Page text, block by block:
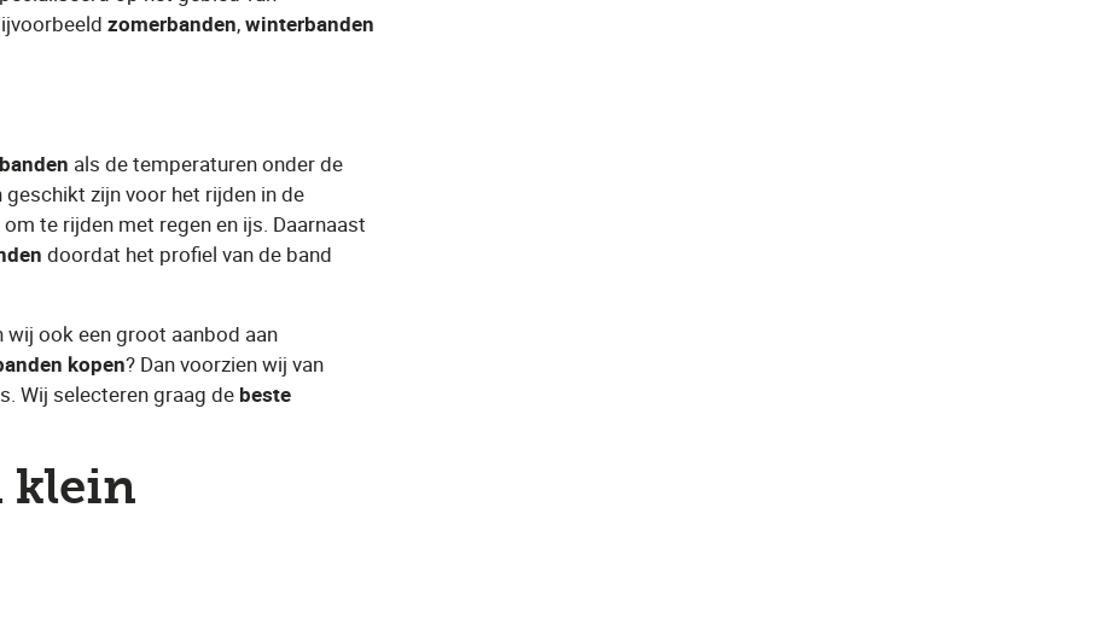
zomerbanden​, ​winterbanden
​ als de temperaturen onder de
zijn voor het rijden in de
te rijden met regen en ijs. Daarnaast
​ doordat het profiel van de band
wij ook een groot aanbod aan
kopen​? Dan voorzien wij van
Wij selecteren graag de beste
klein